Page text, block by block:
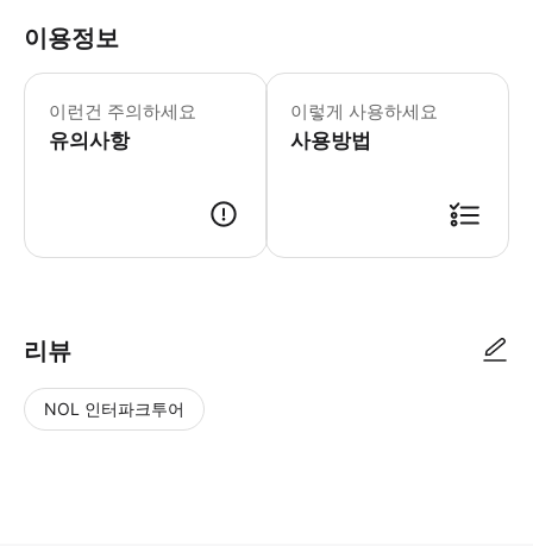
이용정보
이런건 주의하세요
유의사항
이 체험은 10세 미만의 어린이에게는
이렇게 사용하세요
사용방법
리뷰
NOL 인터파크투어